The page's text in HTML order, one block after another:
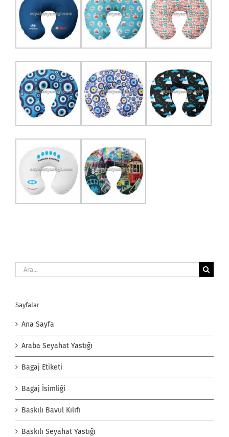
Ara:
Sayfalar
Ana Sayfa
Araba Seyahat Yastığı
Bagaj Etiketi
Bagaj İsimliği
Baskılı Bavul Kılıfı
Baskılı Seyahat Yastığı